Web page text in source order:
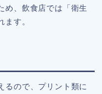
め、飲食店では「衛生
ます。
るので、プリント類に